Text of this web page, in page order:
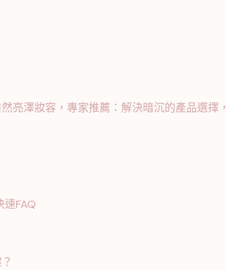
亮澤妝容，專家推薦：解決暗沉的產品選擇
FAQ